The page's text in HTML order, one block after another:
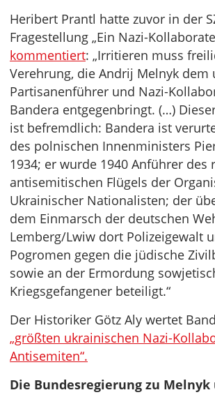
Heribert Prantl hatte zuvor in der
Fragestellung „Ein Nazi-
kommentiert: „Irritieren muss
Verehrung, die Andrij Melnyk dem
Partisanenführer und Nazi-
Bandera entgegenbringt. (…)
ist befremdlich: Bandera ist
des polnischen Innenministers
1934; er wurde 1940 Anführer des
antisemitischen Flügels der
Ukrainischer Nationalisten; der
dem Einmarsch der deutschen
Lemberg/Lwiw dort Polizeigewalt
Pogromen gegen die jüdische
sowie an der Ermordung
Kriegsgefangener beteiligt.“
Der Historiker Götz Aly wertet
„größten ukrainischen Nazi-
Antisemiten“.
Die Bundesregierung zu Melnyk